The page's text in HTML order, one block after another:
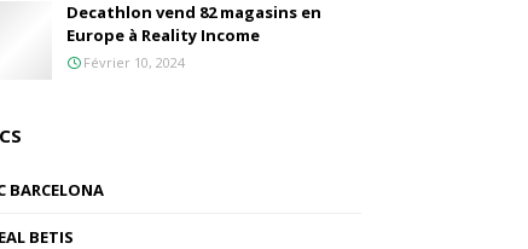
Decathlon vend 82 magasins en
Europe à Reality Income
Février 10, 2024
BARCELONA
BETIS